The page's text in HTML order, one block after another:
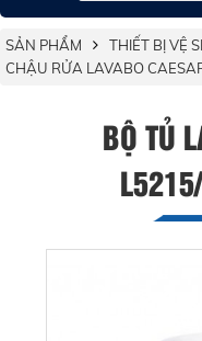
SẢN PHẨM THIẾT BỊ VỆ
CHẬU RỬA LAVABO
BỘ TỦ